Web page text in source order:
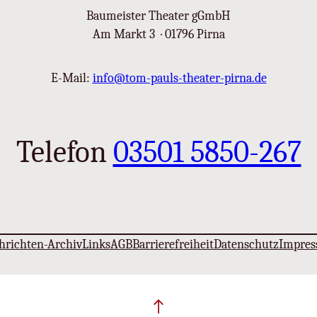
Baumeister Theater gGmbH
Am Markt 3 · 01796 Pirna
E-Mail: info@tom-pauls-theater-pirna.de
Telefon 03501 5850-267
ArchivLinksAGBBarrierefreiheitDatenschutz